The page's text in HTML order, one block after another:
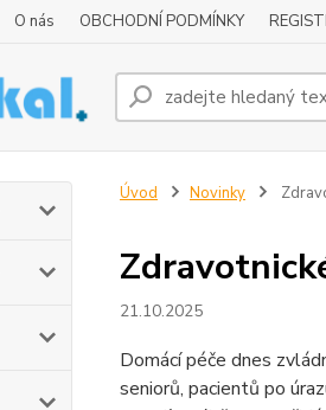
O nás OBCHODNÍ PODMÍNKY
Úvod Novinky
21.10.2025
Domácí péče dnes
seniorů, pacientů po